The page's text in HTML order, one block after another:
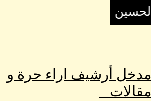
مدخل أرشيف اراء حرة و
مقالات